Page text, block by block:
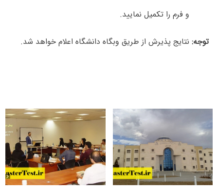
و فرم را تکمیل نمایید.
توجه: نتایج پذیرش از طریق وبگاه دانشگاه اعلام خواهد شد.